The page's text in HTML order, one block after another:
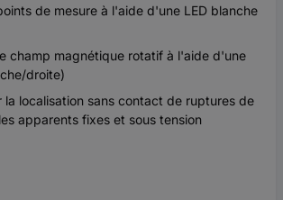
de mesure à l'aide d'une LED blanche
champ magnétique rotatif à l'aide d'une
droite)
la localisation sans contact de ruptures de
apparents fixes et sous tension